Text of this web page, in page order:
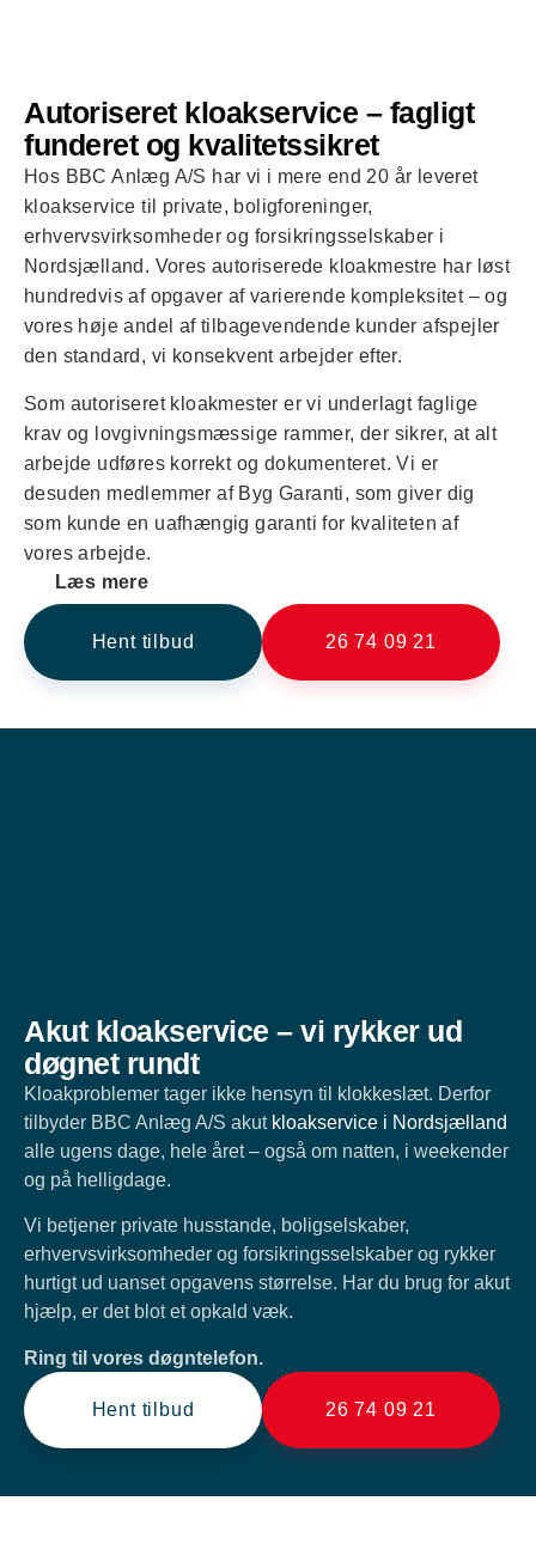
Autoriseret kloakservice – fagligt
funderet og kvalitetssikret
Hos BBC Anlæg A/S har vi i mere end 20 år leveret
kloakservice til private, boligforeninger,
erhvervsvirksomheder og forsikringsselskaber i
Nordsjælland. Vores autoriserede kloakmestre har løst
hundredvis af opgaver af varierende kompleksitet – og
vores høje andel af tilbagevendende kunder afspejler
den standard, vi konsekvent arbejder efter.
Som autoriseret kloakmester er vi underlagt faglige
krav og lovgivningsmæssige rammer, der sikrer, at alt
arbejde udføres korrekt og dokumenteret. Vi er
desuden medlemmer af Byg Garanti, som giver dig
som kunde en uafhængig garanti for kvaliteten af
vores arbejde.
Læs mere
Hent tilbud 26 74 09 21
Akut kloakservice – vi rykker ud
døgnet rundt
Kloakproblemer tager ikke hensyn til klokkeslæt. Derfor
tilbyder BBC Anlæg A/S akut kloakservice i Nordsjælland
alle ugens dage, hele året – også om natten, i weekender
og på helligdage.
Vi betjener private husstande, boligselskaber,
erhvervsvirksomheder og forsikringsselskaber og rykker
hurtigt ud uanset opgavens størrelse. Har du brug for akut
hjælp, er det blot et opkald væk.
Ring til vores døgntelefon.
Hent tilbud 26 74 09 21